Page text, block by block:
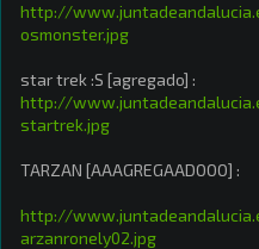
http://
osmonster.jpg
star trek :S [agregado] :
http://
startrek.jpg
TARZAN [AAAGREGAADOOO] :
http://
arzanronely02.jpg